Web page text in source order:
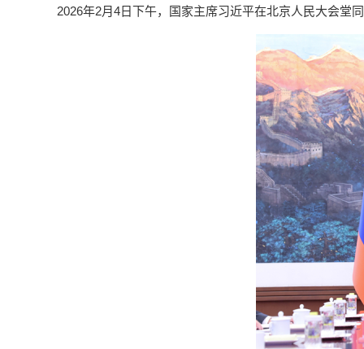
2026年2月4日下午，国家主席习近平在北京人民大会堂